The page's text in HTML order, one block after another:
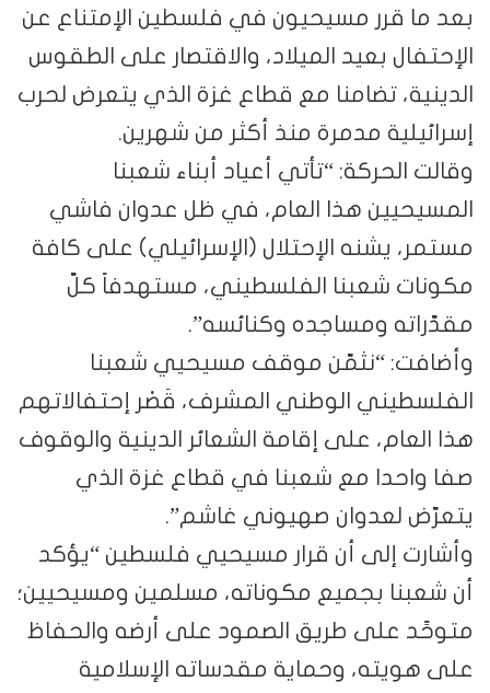
قرر مسيحيون في فلسطين الإمتناع عن
بعيد الميلاد، والاقتصار على الطقوس
تضامنا مع قطاع غزة الذي يتعرض لحرب
مدمرة منذ أكثر من شهرين.
الحركة: “تأتي أعياد أبناء شعبنا
هذا العام، في ظل عدوان فاشي
يشنه الإحتلال (الإسرائيلي) على كافة
شعبنا الفلسطيني، مستهدفاً كلّ
ومساجده وكنائسه”.
“نثمّن موقف مسيحيي شعبنا
الوطني المشرف، قَصْر إحتفالاتهم
على إقامة الشعائر الدينية والوقوف
مع شعبنا في قطاع غزة الذي
لعدوان صهيوني غاشم”.
إلى أن قرار مسيحيي فلسطين “يؤكد
بجميع مكوناته، مسلمين ومسيحيين؛
على طريق الصمود على أرضه والحفاظ
وحماية مقدساته الإسلامية